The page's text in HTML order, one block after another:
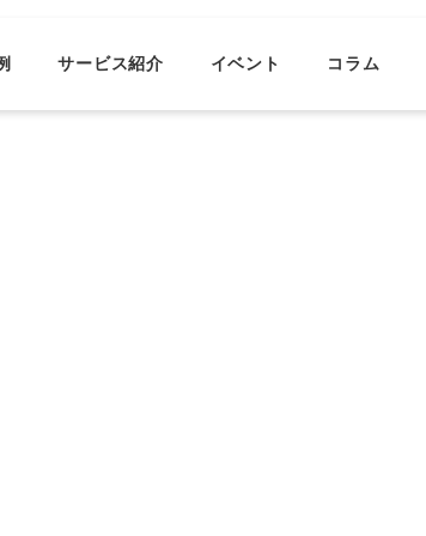
サービス紹介 イベント コラム